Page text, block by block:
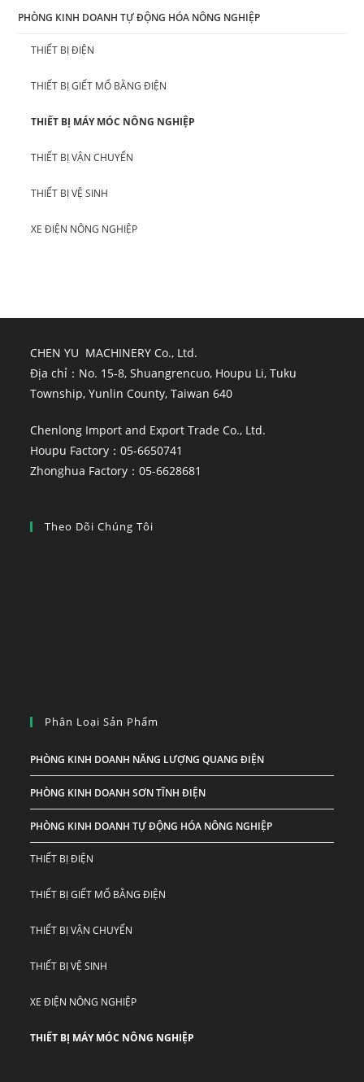
PHÒNG KINH DOANH TỰ ĐỘNG HÓA NÔNG NGHIỆP
THIẾT BỊ ĐIỆN
THIẾT BỊ GIẾT MỔ BẰNG ĐIỆN
THIẾT BỊ MÁY MÓC NÔNG NGHIỆP
THIẾT BỊ VẬN CHUYỂN
THIẾT BỊ VỆ SINH
XE ĐIỆN NÔNG NGHIỆP
CHEN YU MACHINERY Co., Ltd.
Địa chỉ：No. 15-8, Shuangrencuo, Houpu Li, Tuku
Township, Yunlin County, Taiwan 640
Chenlong Import and Export Trade Co., Ltd.
Houpu Factory：05-6650741
Zhonghua Factory：05-6628681
Theo Dõi Chúng Tôi
Phân Loại Sản Phẩm
PHÒNG KINH DOANH NĂNG LƯỢNG QUANG ĐIỆN
PHÒNG KINH DOANH SƠN TĨNH ĐIỆN
PHÒNG KINH DOANH TỰ ĐỘNG HÓA NÔNG NGHIỆP
THIẾT BỊ ĐIỆN
THIẾT BỊ GIẾT MỔ BẰNG ĐIỆN
THIẾT BỊ VẬN CHUYỂN
THIẾT BỊ VỆ SINH
XE ĐIỆN NÔNG NGHIỆP
THIẾT BỊ MÁY MÓC NÔNG NGHIỆP